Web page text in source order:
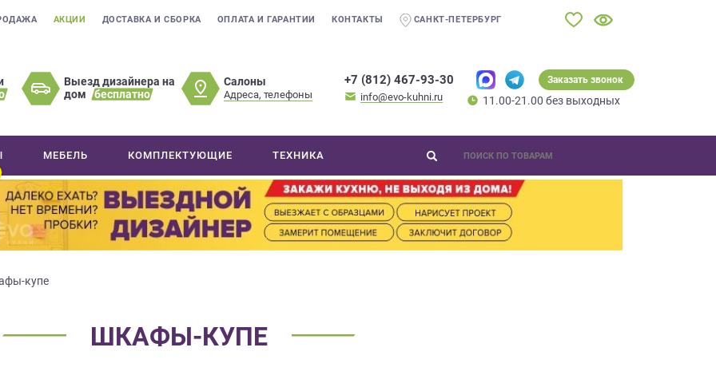
АКЦИИ ДОСТАВКА И СБОРКА ОПЛАТА И ГАРАНТИИ КОНТАКТЫ САНКТ-ПЕТЕРБУРГ
Выезд дизайнера на
дом
бесплатно
Салоны
Адреса, телефоны
+7 (812) 467-93-30
info@evo-kuhni.ru
Заказать звонок
11.00-21.00 без выходных
МЕБЕЛЬ КОМПЛЕКТУЮЩИЕ ТЕХНИКА
купе
ШКАФЫ-КУПЕ